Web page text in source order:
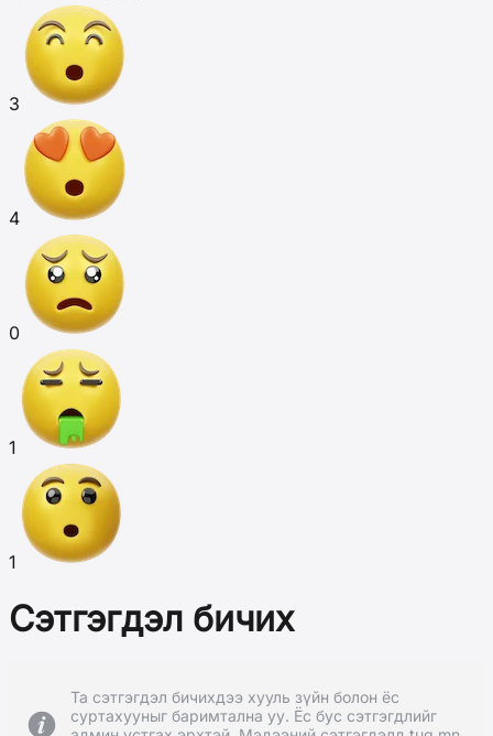
3
4
0
1
1
Сэтгэгдэл бичих
Та сэтгэгдэл бичихдээ хууль зүйн болон ёс
суртахууныг баримтална уу. Ёс бус сэтгэгдлийг